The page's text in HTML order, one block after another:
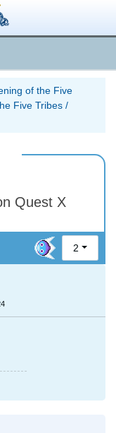
of the Five
Five Tribes /
Quest X
2